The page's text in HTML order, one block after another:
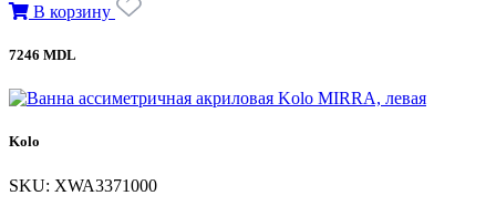
В корзину
7246 MDL
Kolo
SKU: XWA3371000